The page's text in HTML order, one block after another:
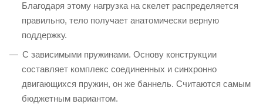
Благодаря этому нагрузка на скелет распределяется
правильно, тело получает анатомически верную
поддержку.
С зависимыми пружинами. Основу конструкции
составляет комплекс соединенных и синхронно
двигающихся пружин, он же баннель. Считаются самым
бюджетным вариантом.